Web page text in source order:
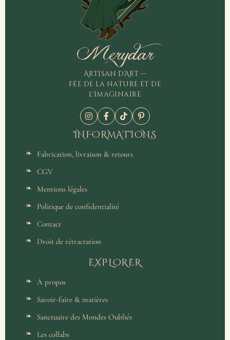
Merydar
Artisan d'Art —
Fée de la nature et de
l'imaginaire
INFORMATIONS
Fabrication, livraison & retours
CGV
Mentions légales
Politique de confidentialité
Contact
Droit de rétractation
EXPLORER
À propos
Savoir-faire & matières
Sanctuaire des Mondes Oubliés
Les collabs